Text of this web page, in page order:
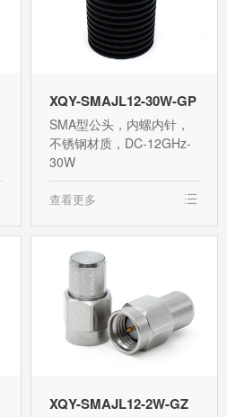
XQY-SMAJL12-30W-GP
SMA型公头，内螺内针，
不锈钢材质，DC-12GHz-
30W
查看更多
XQY-SMAJL12-2W-GZ